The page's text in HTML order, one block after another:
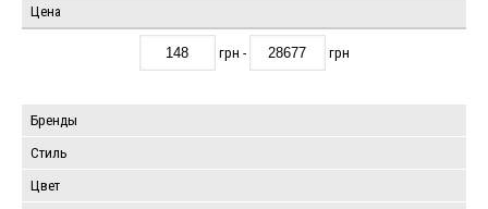
Цена
грн - грн
Бренды
Стиль
Цвет